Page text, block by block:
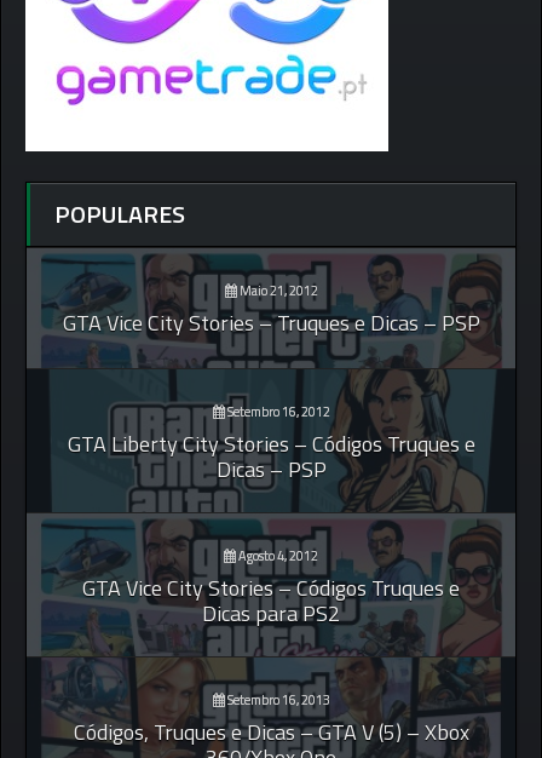
POPULARES
Maio 21, 2012
GTA Vice City Stories – Truques e Dicas – PSP
Setembro 16, 2012
GTA Liberty City Stories – Códigos Truques e
Dicas – PSP
Agosto 4, 2012
GTA Vice City Stories – Códigos Truques e
Dicas para PS2
Setembro 16, 2013
Códigos, Truques e Dicas – GTA V (5) – Xbox